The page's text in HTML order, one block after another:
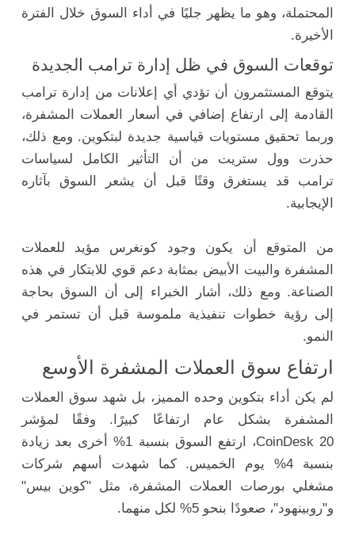
المحتملة، وهو ما يظهر جليًا في أداء السوق خلال الفترة
الأخيرة.
توقعات السوق في ظل إدارة ترامب الجديدة
يتوقع المستثمرون أن تؤدي أي إعلانات من إدارة ترامب
القادمة إلى ارتفاع إضافي في أسعار العملات المشفرة،
وربما تحقيق مستويات قياسية جديدة لبتكوين. ومع ذلك،
حذرت وول ستريت من أن التأثير الكامل لسياسات
ترامب قد يستغرق وقتًا قبل أن يشعر السوق بآثاره
الإيجابية.
من المتوقع أن يكون وجود كونغرس مؤيد للعملات
المشفرة والبيت الأبيض بمثابة دعم قوي للابتكار في هذه
الصناعة. ومع ذلك، أشار الخبراء إلى أن السوق بحاجة
إلى رؤية خطوات تنفيذية ملموسة قبل أن تستمر في
النمو.
ارتفاع سوق العملات المشفرة الأوسع
لم يكن أداء بتكوين وحده المميز، بل شهد سوق العملات
المشفرة بشكل عام ارتفاعًا كبيرًا. وفقًا لمؤشر
CoinDesk 20، ارتفع السوق بنسبة 1% أخرى بعد زيادة
بنسبة 4% يوم الخميس. كما شهدت أسهم شركات
مشغلي بورصات العملات المشفرة، مثل "كوين بيس"
و"روبينهود"، صعودًا بنحو 5% لكل منهما.